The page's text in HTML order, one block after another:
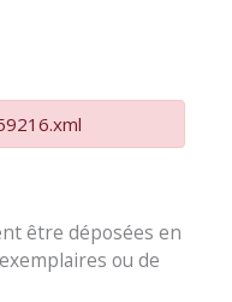
être déposées en
ou de